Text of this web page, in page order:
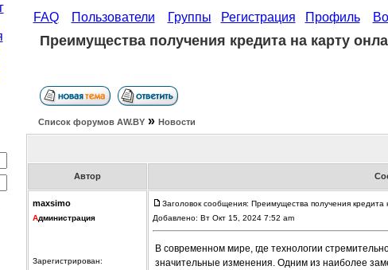
FAQ Пользователи Группы Регистрация Профиль
Преимущества получения кредита на карту
Список форумов АW.BY» Новости
Автор
maxsimo
Администрация
Зарегистрирован:
Заголовок сообщения: Преимущества получения кредита
Добавлено: Вт Окт 15, 2024 7:52 am
В современном мире, где технологии
значительные изменения. Одним из наиболее